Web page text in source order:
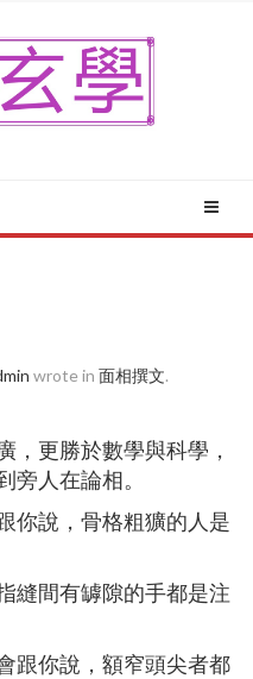
wrote in 面相撰文.
，更勝於數學與科學，
旁人在論相。
你說，骨格粗獷的人是
縫間有罅隙的手都是注
跟你說，額窄頭尖者都